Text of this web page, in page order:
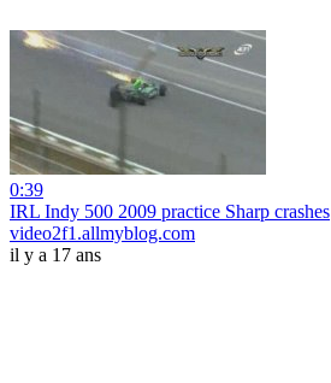
0:39
IRL Indy 500 2009 practice Sharp crashes
video2f1.allmyblog.com
il y a 17 ans